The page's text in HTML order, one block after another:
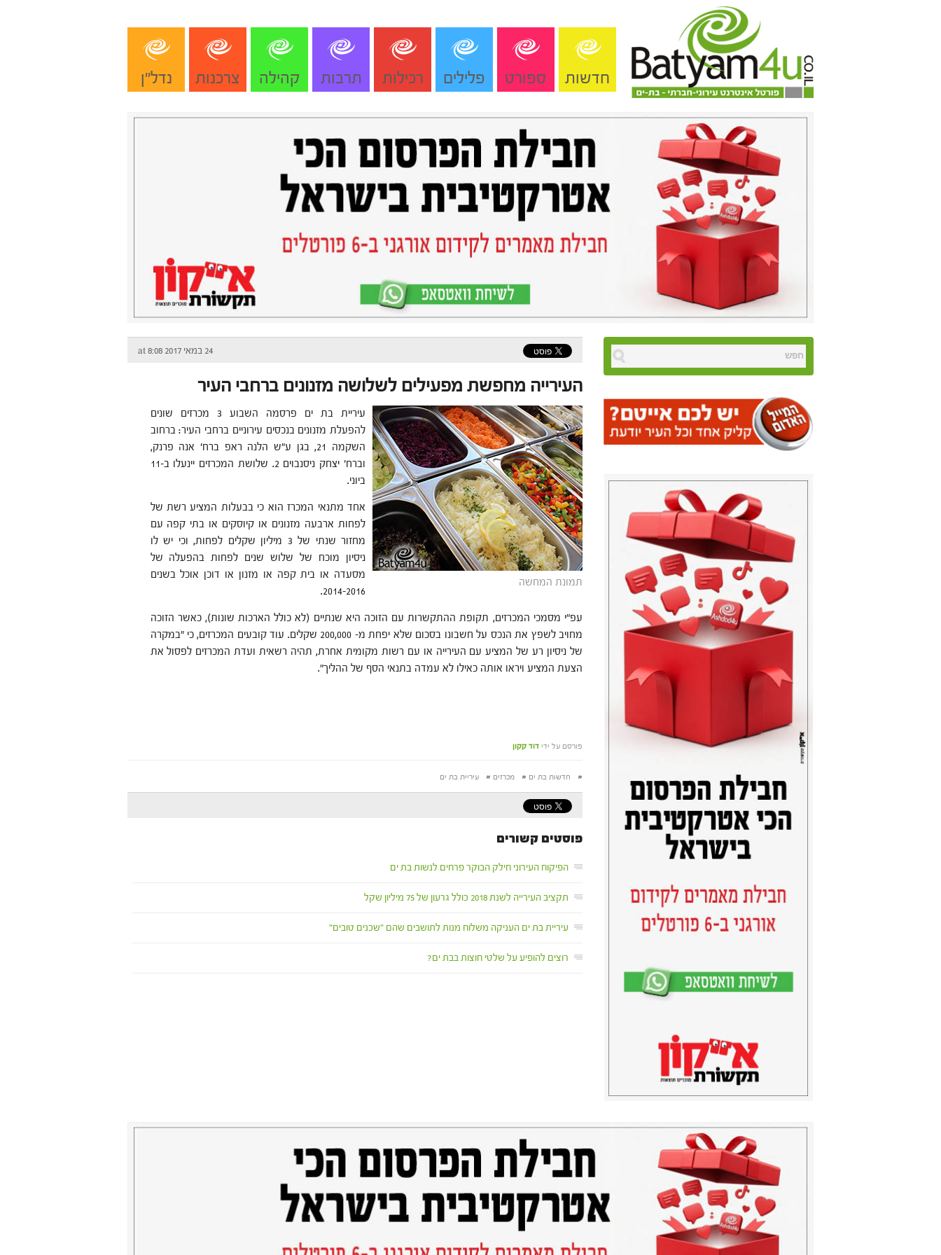
חדשות ספורט פלילים רכילות תרבות קהילה צרכנות נדל"ן
24 במאי 2017 at 8:08
העירייה מחפשת מפעילים לשלושה מזנונים ברחבי העיר
תמונת המחשה
עיריית בת ים פרסמה השבוע 3 מכרזים שונים
להפעלת מזנונים בנכסים עירוניים ברחבי העיר: ברחוב
השקמה 21, בגן ע"ש הלנה ראפ ברח' אנה פרנק,
וברח׳ יצחק ניסנבוים 2. שלושת המכרזים יינעלו ב-11
ביוני.
אחד מתנאי המכרז הוא כי בבעלות המציע רשת של
לפחות ארבעה מזנונים או קיוסקים או בתי קפה עם
מחזור שנתי של 3 מיליון שקלים לפחות, וכי יש לו
ניסיון מוכח של שלוש שנים לפחות בהפעלה של
מסעדה או בית קפה או מזנון או דוכן אוכל בשנים
2014-2016.
עפ"י מסמכי המכרזים, תקופת ההתקשרות עם הזוכה היא שנתיים (לא כולל הארכות שונות), כאשר הזוכה
מחויב לשפץ את הנכס על חשבונו בסכום שלא יפחת מ- 200,000 שקלים. עוד קובעים המכרזים, כי "במקרה
של ניסיון רע של המציע עם העירייה או עם רשות מקומית אחרת, תהיה רשאית ועדת המכרזים לפסול את
הצעת המציע ויראו אותה כאילו לא עמדה בתנאי הסף של ההליך".
פורסם על ידי דוד קקון
# חדשות בת ים # מכרזים # עיריית בת ים
פוסטים קשורים
הפיקוח העירוני חילק הבוקר פרחים לנשות בת ים
תקציב העירייה לשנת 2018 כולל גרעון של 75 מיליון שקל
עיריית בת ים העניקה משלוח מנות לתושבים שהם "שכנים טובים"
רוצים להופיע על שלטי חוצות בבת ים?